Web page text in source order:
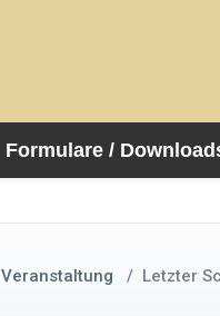
Formulare /
Veranstaltung / Letzter